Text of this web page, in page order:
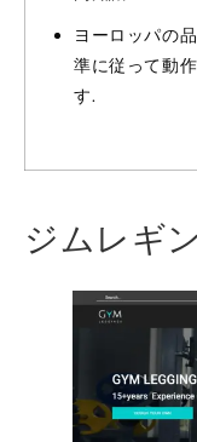
ヨーロッパの
準に従って動
す.
ジムレギ